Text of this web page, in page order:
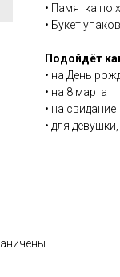
• Памятка по
• Букет
Подойдёт
• на День
• на 8 марта
• на свидание
• для